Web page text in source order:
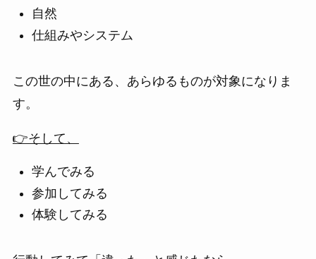
自然
仕組みやシステム
この世の中にある、あらゆるものが対象になりま
す。
👉そして、
学んでみる
参加してみる
体験してみる